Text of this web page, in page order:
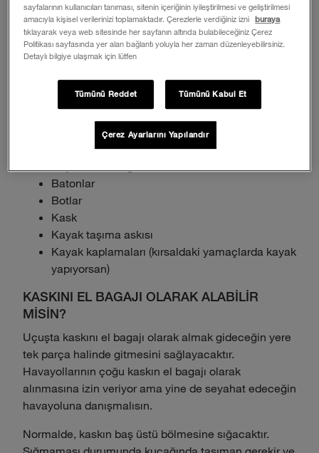
KAYAK EKİPMANI
Taşıyacağın kayak ekipmanı miktarı sahip olduğun
ekipman miktarına bağlıdır. Kayağa yeni
bir fikir olacaktır. Böylece, büyük ve ağır bir valizle
kayak yapıyor ve ekipmana yatırım yaptıysan, bu
kategorilere göre eşyalarını topla.
Batonlar
Botlar
Kask
Kayak taşıma askısı
Kayak kaplamaları (kırsaldaki yamaçlarda kayak
yapıyorsan)
KASKINI EL BAGAJI OLARAK ALABİLİR
MİSİN?
Uçuşta kaskını el bagajı olarak almak gideceğin yere
tek parça halinde gitmesini sağlayacaktır.
Havayollarının çoğu kaskın el bagajı olarak
alınmasına izin veriyor ama yine de seyahat edeceğin
havayoluna danışmalısın.
Normalde, kaskın baş üstü bölmesine sığacaktır.
sayfalarının kullanıcıları tanıması, sitenin içeriğinin iyileştirilmesi ve geliştirilmesi
amacıyla kişisel verilerinizi toplamaktadır. Çerezlerle verdiğiniz izni
buraya
tıklayarak veya web sitesinde her sayfanın altında bulabileceğiniz Çerez
Politikası sayfasında yer alan bağlantı yoluyla her zaman düzenleyebilirsiniz.
Detaylı bilgiye ulaşmak için lütfen
Tümünü Reddet Tümünü Kabul Et
Çerez Ayarlarını Yapılandır